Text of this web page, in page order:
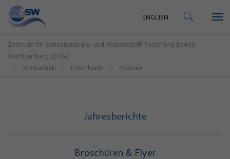
KONTAKT
ENGLISH
Zentrum für Sonnenenergie- und Wasserstoff-Forschung Baden-
Württemberg (ZSW)
Mediathek
Downloads Studien
Jahresberichte
Broschüren & Flyer